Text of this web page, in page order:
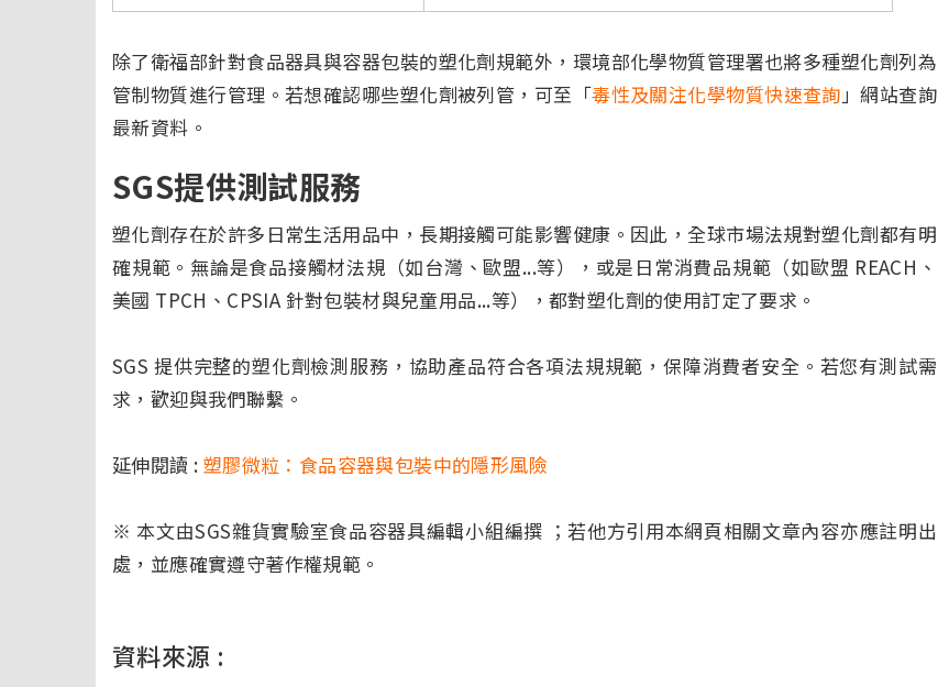
除了衛福部針對食品器具與容器包裝的塑化劑規範外，環境部化學物質管理署也將多種塑化劑列為
管制物質進行管理。若想確認哪些塑化劑被列管，可至「毒性及關注化學物質快速查詢」網站查詢
最新資料。
SGS提供測試服務
塑化劑存在於許多日常生活用品中，長期接觸可能影響健康。因此，全球市場法規對塑化劑都有明
確規範。無論是食品接觸材法規（如台灣、歐盟...等），或是日常消費品規範（如歐盟 REACH、
美國 TPCH、CPSIA 針對包裝材與兒童用品...等），都對塑化劑的使用訂定了要求。
SGS 提供完整的塑化劑檢測服務，協助產品符合各項法規規範，保障消費者安全。若您有測試需
求，歡迎與我們聯繫。
延伸閱讀 : 塑膠微粒：食品容器與包裝中的隱形風險
※ 本文由SGS雜貨實驗室食品容器具編輯小組編撰 ；若他方引用本網頁相關文章內容亦應註明出
處，並應確實遵守著作權規範。
資料來源 :